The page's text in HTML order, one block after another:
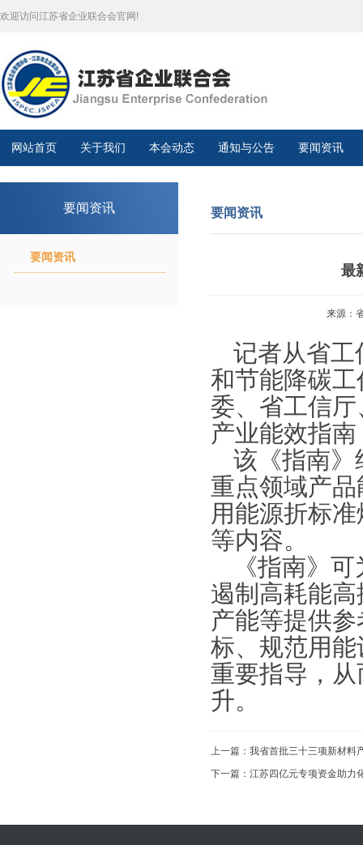
欢迎访问江苏省企业联合会官网!
网站首页 关于我们 本会动态 通知与公告 要闻资讯
要闻资讯
要闻资讯
要闻资讯
最
来源：
记者从省工
和节能降碳
委、省工信
产业能效指南
该《指南》
重点领域产
用能源折标
等内容。
《指南》
遏制高耗能
产能等提供
标、规范用
重要指导，
升。
上一篇： 我省首批三十三项新材料
下一篇： 江苏四亿元专项资金助力